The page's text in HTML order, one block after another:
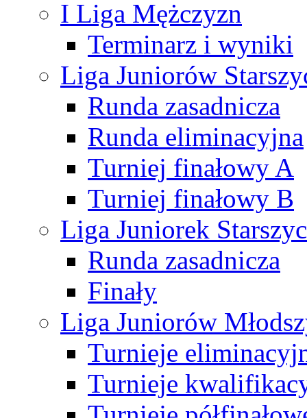
I Liga Mężczyzn
Terminarz i wyniki
Liga Juniorów
Runda zasadnicza
Runda eliminacyjna
Turniej finałowy A
Turniej finałowy B
Liga Juniorek
Runda zasadnicza
Finały
Liga Juniorów
Turnieje
Turnieje